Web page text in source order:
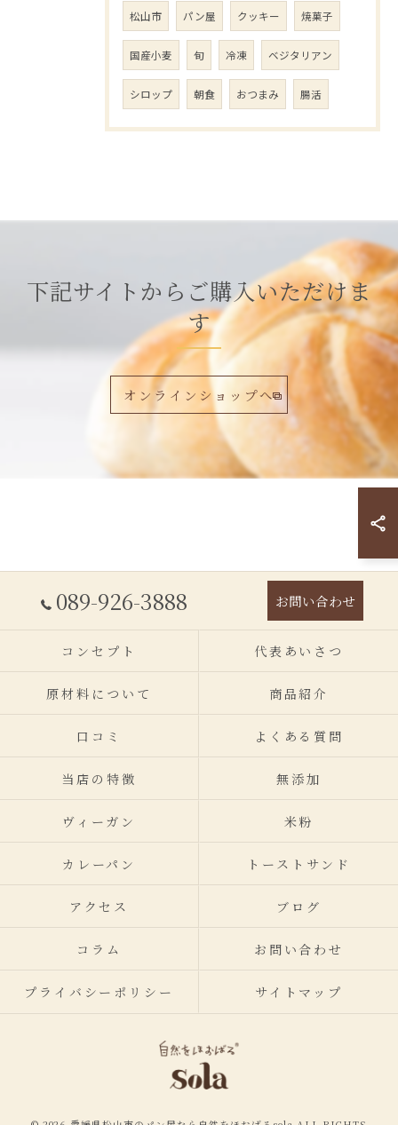
松山市 パン屋 クッキー 焼菓子
国産小麦 旬 冷凍 ベジタリアン
シロップ 朝食 おつまみ 腸活
下記サイトからご購入いただけま
す
オンラインショップへ
089-926-3888 お問い合わせ
コンセプト 代表あいさつ
原材料について 商品紹介
口コミ よくある質問
当店の特徴 無添加
ヴィーガン 米粉
カレーパン トーストサンド
アクセス ブログ
コラム お問い合わせ
プライバシーポリシー サイトマップ